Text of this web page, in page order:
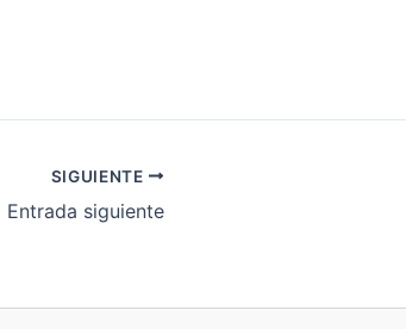
SIGUIENTE
Entrada siguiente